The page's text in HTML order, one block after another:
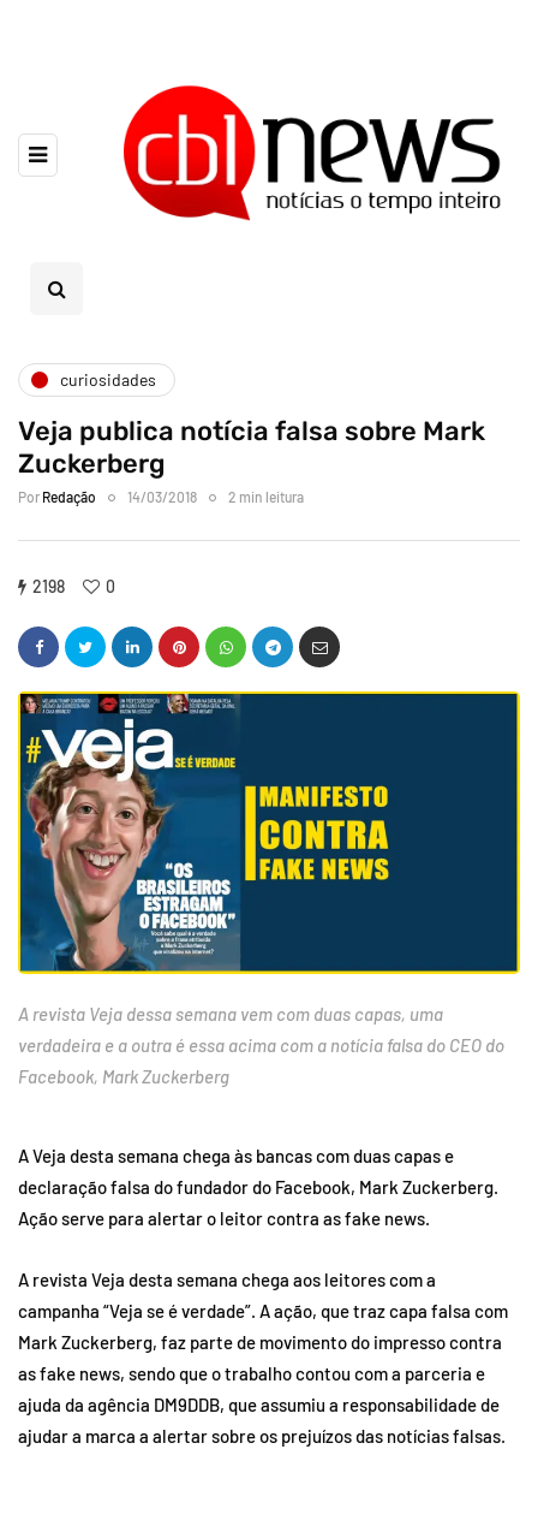
curiosidades
Veja publica notícia falsa sobre Mark
Zuckerberg
Por Redação 14/03/2018 2 min leitura
2198 0
A revista Veja dessa semana vem com duas capas, uma
verdadeira e a outra é essa acima com a notícia falsa do CEO do
Facebook, Mark Zuckerberg
A Veja desta semana chega às bancas com duas capas e
declaração falsa do fundador do Facebook, Mark Zuckerberg.
Ação serve para alertar o leitor contra as fake news.
A revista Veja desta semana chega aos leitores com a
campanha “Veja se é verdade”. A ação, que traz capa falsa com
Mark Zuckerberg, faz parte de movimento do impresso contra
as fake news, sendo que o trabalho contou com a parceria e
ajuda da agência DM9DDB, que assumiu a responsabilidade de
ajudar a marca a alertar sobre os prejuízos das notícias falsas.